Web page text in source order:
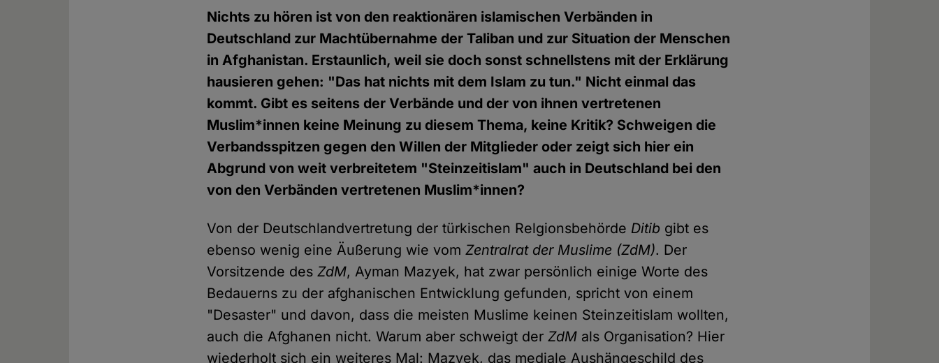
Nichts zu hören ist von den reaktionären islamischen Verbänden in
Deutschland zur Machtübernahme der Taliban und zur Situation der Menschen
in Afghanistan. Erstaunlich, weil sie doch sonst schnellstens mit der Erklärung
hausieren gehen: "Das hat nichts mit dem Islam zu tun." Nicht einmal das
kommt. Gibt es seitens der Verbände und der von ihnen vertretenen
Muslim*innen keine Meinung zu diesem Thema, keine Kritik? Schweigen die
Verbandsspitzen gegen den Willen der Mitglieder oder zeigt sich hier ein
Abgrund von weit verbreitetem "Steinzeitislam" auch in Deutschland bei den
von den Verbänden vertretenen Muslim*innen?
Von der Deutschlandvertretung der türkischen Relgionsbehörde Ditib gibt es
ebenso wenig eine Äußerung wie vomZentralrat der Muslime (ZdM). Der
Vorsitzende desZdM, Ayman Mazyek, hat zwar persönlich einige Worte des
Bedauerns zu der afghanischen Entwicklung gefunden, spricht von einem
"Desaster" und davon, dass die meisten Muslime keinen Steinzeitislam wollten,
auch die Afghanen nicht. Warum aber schweigt derZdM als Organisation? Hier
wiederholt sich ein weiteres Mal: Mazyek, das mediale Aushängeschild des